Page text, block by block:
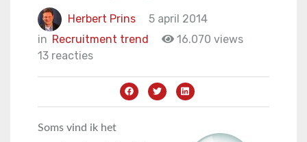
Herbert Prins
5 april 2014
in Recruitment trend
16.070 views
13 reacties
Soms vind ik het